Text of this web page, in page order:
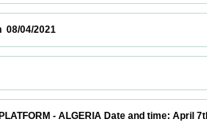
08/04/2021
2021
PLATFORM - ALGERIA Date and